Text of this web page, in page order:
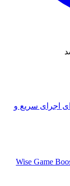
اجرای سریع و
Wise Game